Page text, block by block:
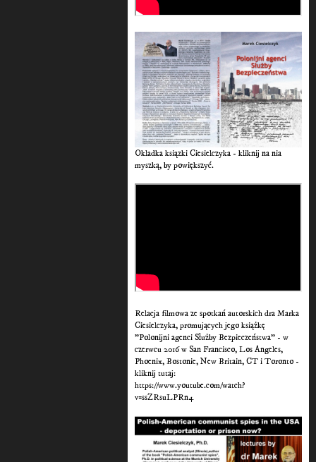
Okladka ksiązki Ciesielczyka - kliknij na nia
myszką, by powiększyć.
Relacja filmowa ze spotkań autorskich dra Marka
Ciesielczyka, promujących jego książkę
"Polonijni agenci Służby Bezpieczeństwa” - w
czerwcu 2016 w San Francisco, Los Angeles,
Phoenix, Bostonie, New Britain, CT i Toronto -
kliknij tutaj:
https://www.youtube.com/watch?
v=ssZRsuLPRn4